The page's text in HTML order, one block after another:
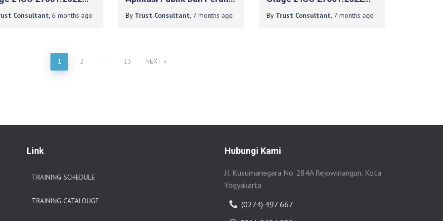
Diskominfo Kebumen
Consultant, 6 months ago
ISO 27001
By Trust Consultant, 7 months ago
Pada Diskominfo Kebumen
By Trust Consultant, 7 months ago
1 2 … 13 NEXT
Link
TRAINING SCHEDULE
TRAINING CATALOUGE
Hubungi Kami
Jl. Kusumanegara No. 284A Rejowinangun, Kota
Yogyakarta
(0274) 497 667